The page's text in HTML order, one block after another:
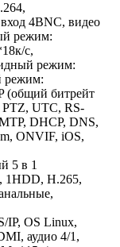
4BNC, видео
режим:
с,
режим:
режим:
битрейт
UTC, RS-
DHCP, DNS,
ONVIF, iOS,
5 в 1
1HDD, H.265,
IP, OS Linux,
аудио 4/1,